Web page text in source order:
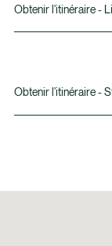
Obtenir l'itinéraire -
Obtenir l'itinéraire -